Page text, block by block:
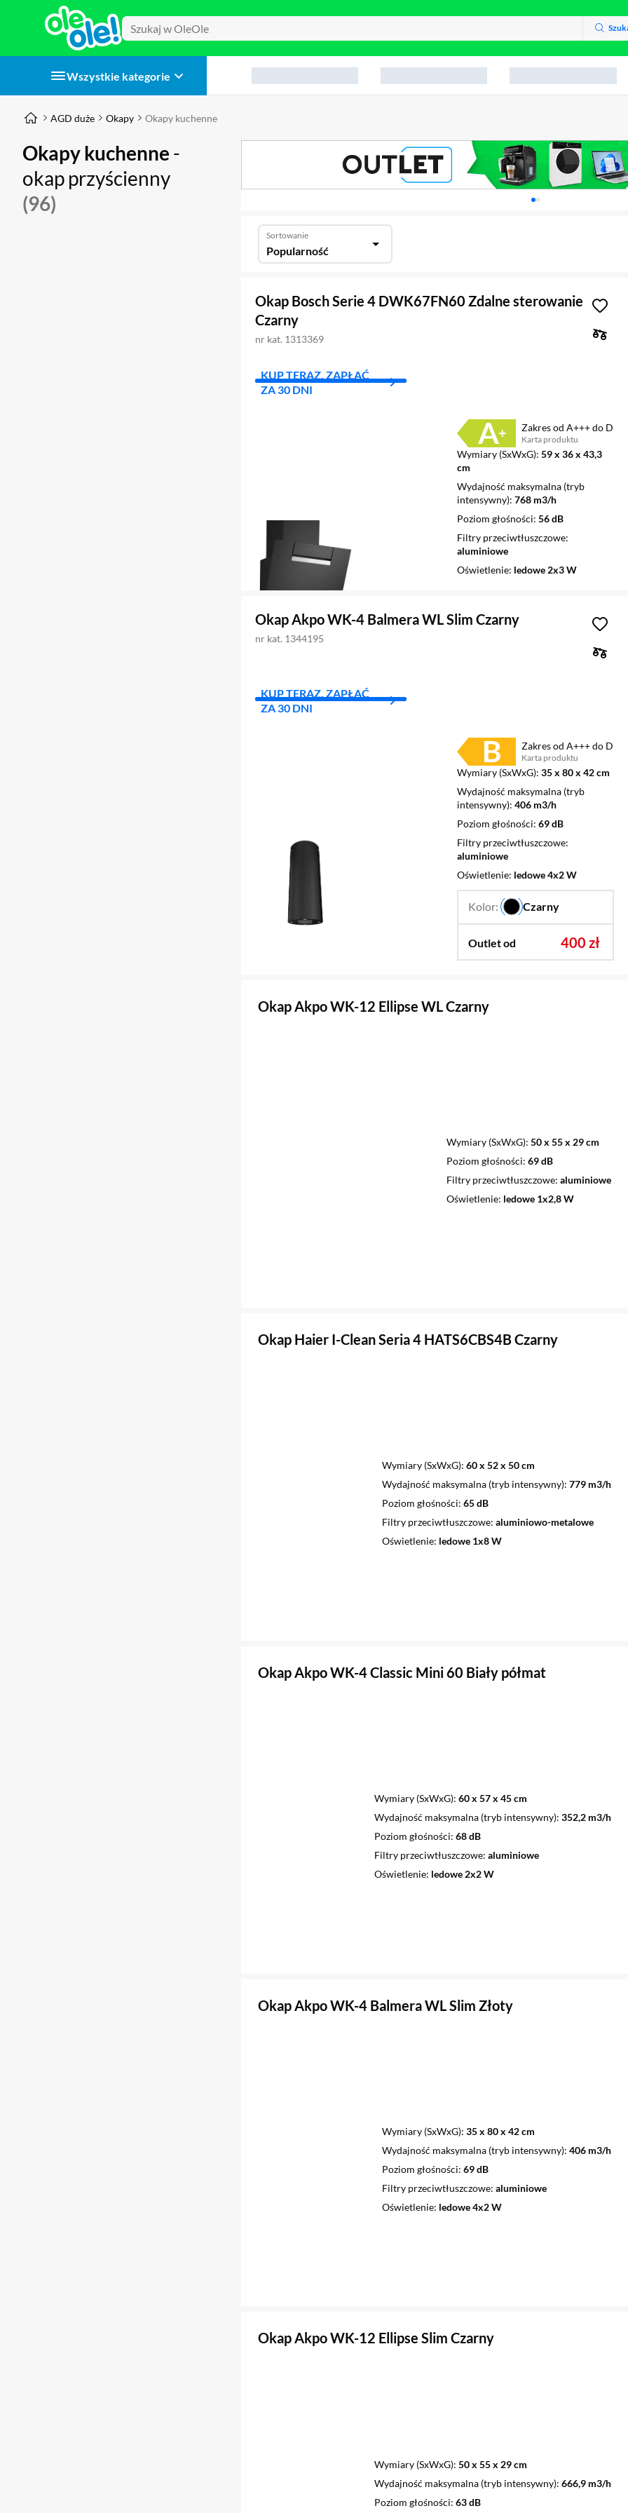
Wszystkie kategorie
Karuzela z banerami,
AGD duże Okapy Okapy kuchenne
Okapy kuchenne -
okap przyścienny
(96)
Sortowanie
Popularność
Okap Bosch Serie 4 DWK67FN60 Zdalne sterowanie
Czarny
nr kat. 1313369
KUP TERAZ, ZAPŁAĆ
ZA 30 DNI
Zakres od A+++ do D
Karta produktu
Plik w formacie pdf
(otworzy się w nowym oknie)
Wymiary (SxWxG) 59 x 36 x 43,3
cm
Wydajność maksymalna (tryb
intensywny) 768 m3/h
Poziom głośności 56 dB
Filtry przeciwtłuszczowe
aluminiowe
Oświetlenie ledowe 2x3 W
Okap Akpo WK-4 Balmera WL Slim Czarny
nr kat. 1344195
KUP TERAZ, ZAPŁAĆ
ZA 30 DNI
Zakres od A+++ do D
Karta produktu
Plik w formacie pdf
(otworzy się w nowym oknie)
Wymiary (SxWxG) 35 x 80 x 42 cm
Wydajność maksymalna (tryb
intensywny) 406 m3/h
Poziom głośności 69 dB
Filtry przeciwtłuszczowe
aluminiowe
Oświetlenie ledowe 4x2 W
Kolor: Czarny
Outlet od 400 zł
Okap Akpo WK-12 Ellipse WL Czarny
Wymiary (SxWxG) 50 x 55 x 29 cm
Poziom głośności 69 dB
Filtry przeciwtłuszczowe aluminiowe
Oświetlenie ledowe 1x2,8 W
Okap Haier I-Clean Seria 4 HATS6CBS4B Czarny
Wymiary (SxWxG) 60 x 52 x 50 cm
Wydajność maksymalna (tryb intensywny) 779 m3/h
Poziom głośności 65 dB
Filtry przeciwtłuszczowe aluminiowo-metalowe
Oświetlenie ledowe 1x8 W
Okap Akpo WK-4 Classic Mini 60 Biały półmat
Wymiary (SxWxG) 60 x 57 x 45 cm
Wydajność maksymalna (tryb intensywny) 352,2 m3/h
Poziom głośności 68 dB
Filtry przeciwtłuszczowe aluminiowe
Oświetlenie ledowe 2x2 W
Okap Akpo WK-4 Balmera WL Slim Złoty
Wymiary (SxWxG) 35 x 80 x 42 cm
Wydajność maksymalna (tryb intensywny) 406 m3/h
Poziom głośności 69 dB
Filtry przeciwtłuszczowe aluminiowe
Oświetlenie ledowe 4x2 W
Okap Akpo WK-12 Ellipse Slim Czarny
Wymiary (SxWxG) 50 x 55 x 29 cm
Wydajność maksymalna (tryb intensywny) 666,9 m3/h
Poziom głośności 63 dB